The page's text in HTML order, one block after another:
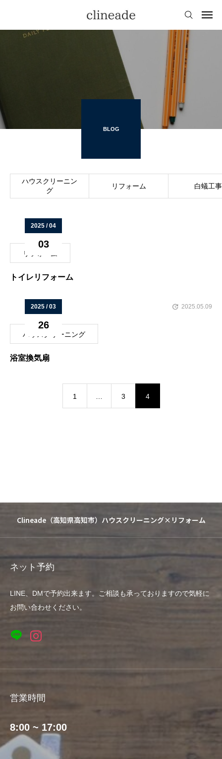
BLOG
ハウスクリーニン
グ
リフォーム 白蟻工事
2025 / 04
03
リフォーム
トイレリフォーム
2025 / 03
26
2025.05.09
ハウスクリーニング
浴室換気扇
1 3 4
Clineade（高知県高知市）ハウスクリーニング×リフォーム
ネット予約
LINE、DMで予約出来ます。ご相談も承っておりますので気軽に
お問い合わせください。
営業時間
8:00 ~ 17:00